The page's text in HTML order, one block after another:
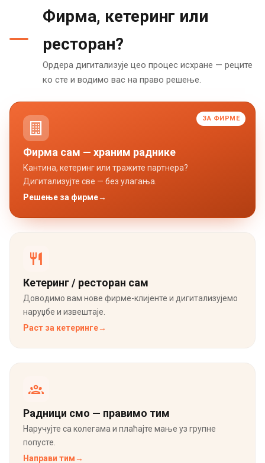
Фирма, кетеринг или
ресторан?
Ордера дигитализује цео процес исхране — реците
ко сте и водимо вас на право решење.
ЗА ФИРМЕ
Фирма сам — храним раднике
Кантина, кетеринг или тражите партнера?
Дигитализујте све — без улагања.
Решење за фирме→
Кетеринг / ресторан сам
Доводимо вам нове фирме-клијенте и дигитализујемо
наруџбе и извештаје.
Раст за кетеринге→
Радници смо — правимо тим
Наручујте са колегама и плаћајте мање уз групне
попусте.
Направи тим→